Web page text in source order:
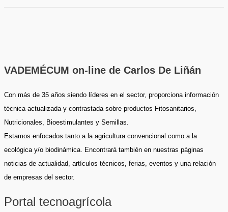
VADEMÉCUM on-line de Carlos De Liñán
Con más de 35 años siendo líderes en el sector, proporciona información
técnica actualizada y contrastada sobre productos Fitosanitarios,
Nutricionales, Bioestimulantes y Semillas.
Estamos enfocados tanto a la agricultura convencional como a la
ecológica y/o biodinámica. Encontrará también en nuestras páginas
noticias de actualidad, artículos técnicos, ferias, eventos y una relación
de empresas del sector.
Portal tecnoagrícola